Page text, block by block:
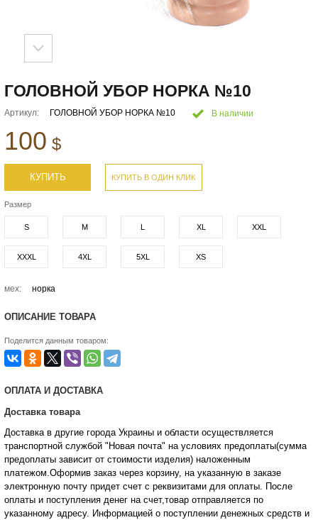
ГОЛОВНОЙ УБОР НОРКА №10
Артикул: ГОЛОВНОЙ УБОР НОРКА №10 В наличии
100 $
КУПИТЬ КУПИТЬ В ОДИН КЛИК
Размер
S M L XL XXL
XXXL 4XL 5XL XS
мех: норка
ОПИСАНИЕ ТОВАРА
Поделится данным товаром:
ОПЛАТА И ДОСТАВКА
Доставка товара
Доставка в другие города Украины и области осуществляется
транспортной службой "Новая почта" на условиях предоплаты(сумма
предоплаты зависит от стоимости изделия) наложенным
платежом.Оформив заказ через корзину, на указанную в заказе
электронную почту придет счет с реквизитами для оплаты. После
оплаты и поступления денег на счет,товар отправляется по
указанному адресу. Информацией о поступлении денежных средств и